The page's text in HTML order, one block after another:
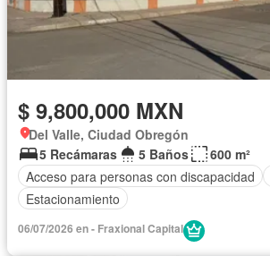
$ 9,800,000 MXN
Del Valle, Ciudad Obregón
5 Recámaras
5 Baños
600 m²
Acceso para personas con discapacidad
Estacionamiento
06/07/2026 en - Fraxional Capital